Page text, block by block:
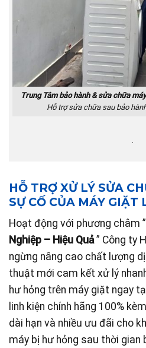
Trung Tâm bảo hành & sửa chữa
Hỗ trợ sửa chữa sau bảo
.
HỖ TRỢ XỬ LÝ SỬA
SỰ CỐ CỦA MÁY GIẶT
Hoạt động với phương châm ”
Nghiệp – Hiệu Quả” Công ty
ngừng nâng cao chất lượng
thuật mới cam kết xử lý
hư hỏng trên máy giặt ngay
linh kiện chính hãng 100%
dài hạn và nhiều ưu đãi cho
máy bị hư hỏng sau thời gian